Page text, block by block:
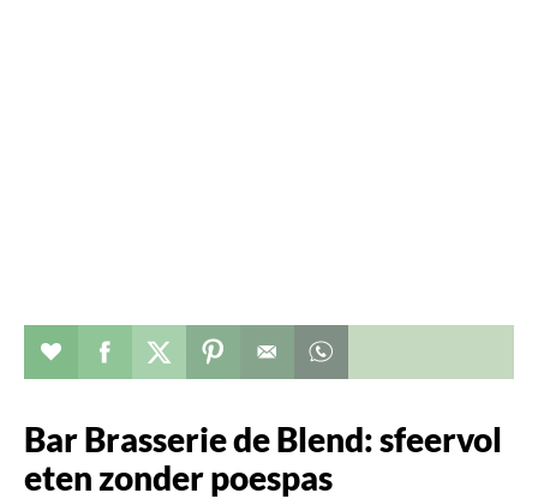
Verhaal toevoegen aan favorieten
Deel dit op facebook
Deel dit op twitter
Deel dit op pinterest
Bar Brasserie de Blend: sfeervol
eten zonder poespas